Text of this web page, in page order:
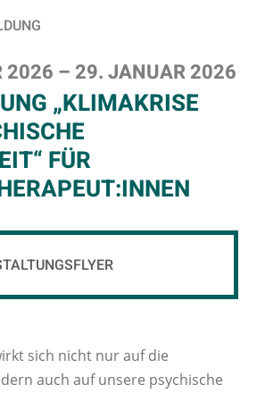
2026 – 29. JANUAR 2026
„KLIMAKRISE
FÜR
sich nicht nur auf die
auch auf unsere psychische